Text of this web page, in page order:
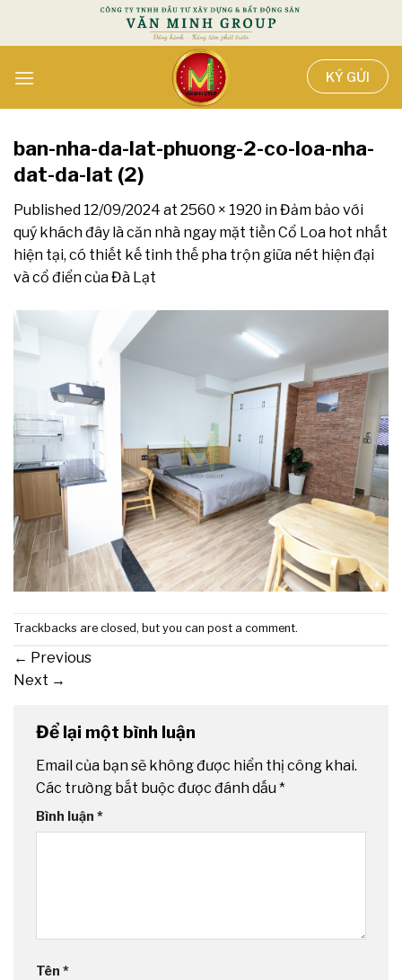
KÝ GỬI
ban-nha-da-lat-phuong-2-co-loa-nha-
dat-da-lat (2)
Published 12/09/2024 at 2560 × 1920 inĐảm bảo với
quý khách đây là căn nhà ngay mặt tiền Cổ Loa hot nhất
hiện tại, có thiết kế tinh thế pha trộn giữa nét hiện đại
và cổ điển của Đà Lạt
Trackbacks are closed, but you can post a comment.
← Previous
Next →
Để lại một bình luận
Email của bạn sẽ không được hiển thị công khai.
Các trường bắt buộc được đánh dấu *
Bình luận *
Tên *